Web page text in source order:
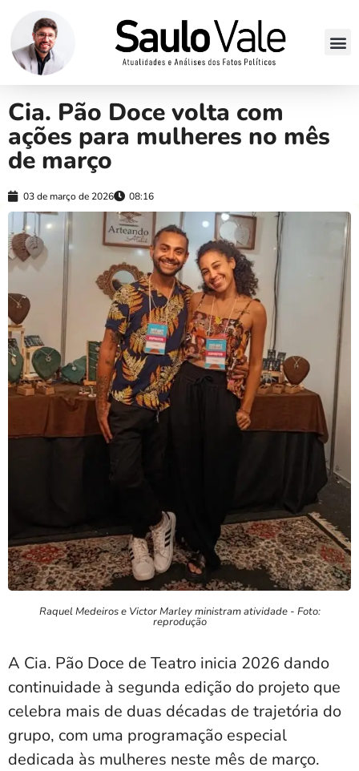
Cia. Pão Doce volta com
ações para mulheres no mês
de março
03 de março de 2026 08:16
Raquel Medeiros e Victor Marley ministram atividade - Foto:
reprodução
A Cia. Pão Doce de Teatro inicia 2026 dando
continuidade à segunda edição do projeto que
celebra mais de duas décadas de trajetória do
grupo, com uma programação especial
dedicada às mulheres neste mês de março.